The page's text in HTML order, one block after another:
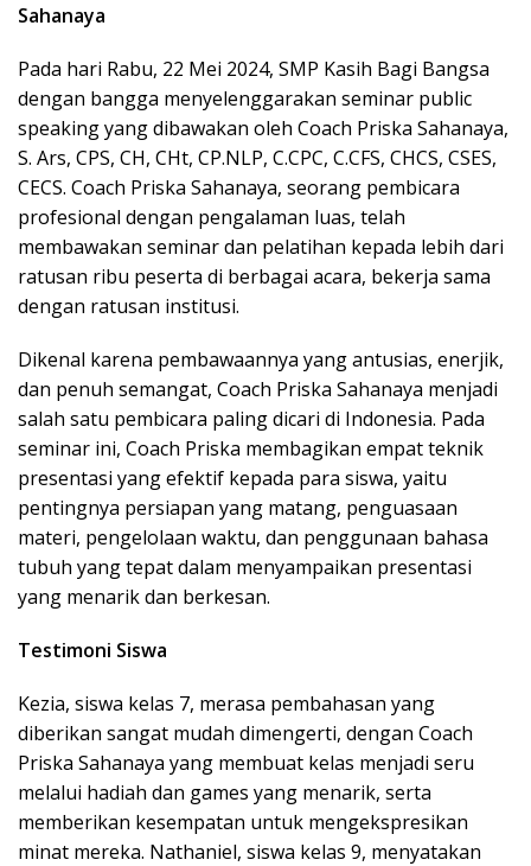
Sahanaya
Pada hari Rabu, 22 Mei 2024, SMP Kasih Bagi Bangsa
dengan bangga menyelenggarakan seminar public
speaking yang dibawakan oleh Coach Priska Sahanaya,
S. Ars, CPS, CH, CHt, CP.NLP, C.CPC, C.CFS, CHCS, CSES,
CECS. Coach Priska Sahanaya, seorang pembicara
profesional dengan pengalaman luas, telah
membawakan seminar dan pelatihan kepada lebih dari
ratusan ribu peserta di berbagai acara, bekerja sama
dengan ratusan institusi.
Dikenal karena pembawaannya yang antusias, enerjik,
dan penuh semangat, Coach Priska Sahanaya menjadi
salah satu pembicara paling dicari di Indonesia. Pada
seminar ini, Coach Priska membagikan empat teknik
presentasi yang efektif kepada para siswa, yaitu
pentingnya persiapan yang matang, penguasaan
materi, pengelolaan waktu, dan penggunaan bahasa
tubuh yang tepat dalam menyampaikan presentasi
yang menarik dan berkesan.
Testimoni Siswa
Kezia, siswa kelas 7, merasa pembahasan yang
diberikan sangat mudah dimengerti, dengan Coach
Priska Sahanaya yang membuat kelas menjadi seru
melalui hadiah dan games yang menarik, serta
memberikan kesempatan untuk mengekspresikan
minat mereka. Nathaniel, siswa kelas 9, menyatakan